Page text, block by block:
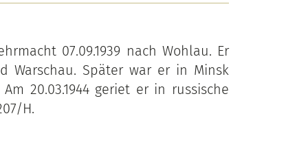
07.09.1939 nach Wohlau. Er
Später war er in Minsk
20.03.1944 geriet er in russische
H.